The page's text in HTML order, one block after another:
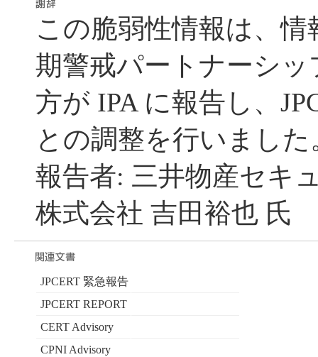
この脆弱性情報は、
期警戒パートナーシ
方が IPA に報告し、
との調整を行いました
報告者: 三井物産セキ
株式会社 吉田裕也 氏
JPCERT 緊急報告
JPCERT REPORT
CERT Advisory
CPNI Advisory